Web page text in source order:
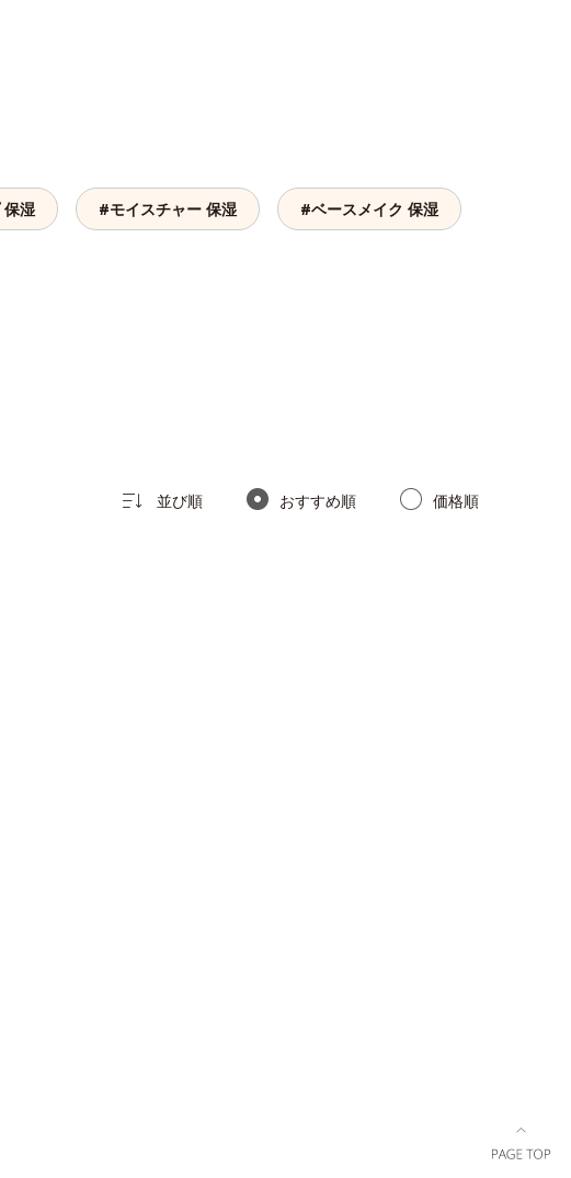
保湿 #モイスチャー 保湿 #ベースメイク 保湿
並び順 おすすめ順 価格順